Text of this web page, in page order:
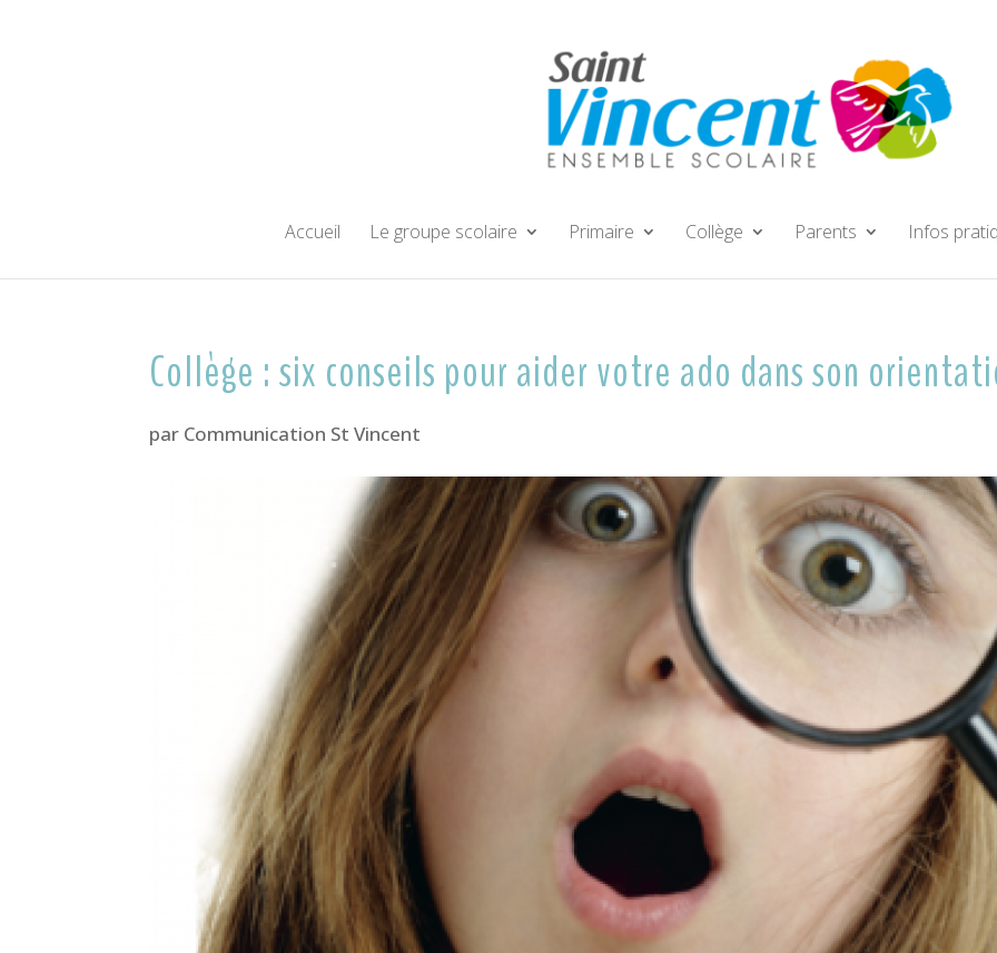
Accueil Le groupe scolaire Primaire Collège Parents Infos
Collège : six conseils pour aider votre ado dans son
par Communication St Vincent